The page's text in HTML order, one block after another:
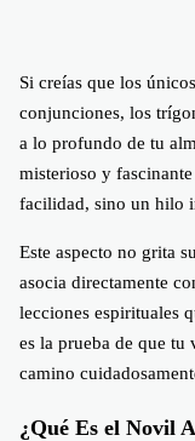
Si creías que los
conjunciones, los
a lo profundo de tu
misterioso y
facilidad, sino un hilo
Este aspecto no grita
asocia directamente
lecciones espirituales
es la prueba de que tu
camino
¿Qué Es el Novil